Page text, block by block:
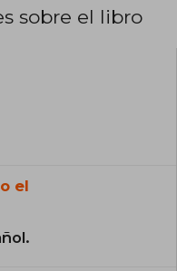
sobre el libro
el